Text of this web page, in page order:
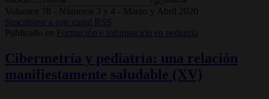
Volumen 78 - Números 3 y 4 - Marzo y Abril 2020
Suscribirse a este canal RSS
Publicado en
Formación e información en pediatría
Cibermetría y pediatría: una relación
manifiestamente saludable (XV)